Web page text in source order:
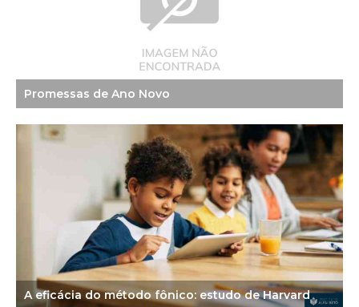
Promessas de Ano Novo
A eficácia do método fônico: estudo de Harvard